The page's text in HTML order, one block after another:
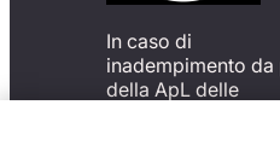
In caso di
inadempimento da
della ApL delle
del Codice di